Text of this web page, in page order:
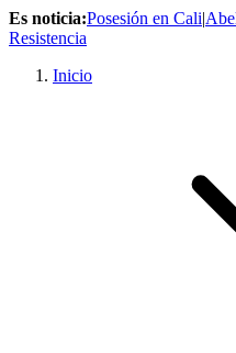
Es noticia:Posesión en Cali|
Resistencia
Inicio